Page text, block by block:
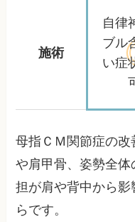
施術
自律
ブル
い症
母指ＣＭ関節症の
や肩甲骨、姿勢全
担が肩や背中から
らです。